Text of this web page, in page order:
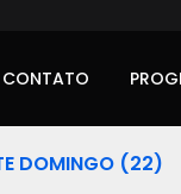
CONTATO
DOMINGO (22)